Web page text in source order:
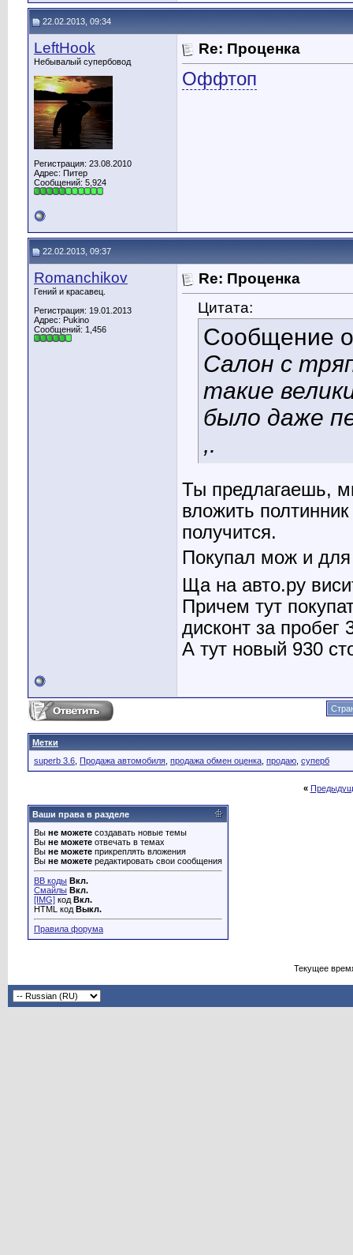
22.02.2013, 09:34
LeftHook
Небывалый супербовод
Регистрация: 23.08.2010
Адрес: Питер
Сообщений: 5,924
Re: Проценка
Оффтоп
22.02.2013, 09:37
Romanchikov
Гений и красавец.
Регистрация: 19.01.2013
Адрес: Pukino
Сообщений: 1,456
Re: Проценка
Цитата:
Сообщение
Салон с
такие
было даже
,.
Ты предлагаешь,
вложить
получится.
Покупал мож и
Ща на авто.ру
Причем тут
дисконт за пробег
А тут новый 930
Метки
superb 3.6 Продажа автомобиля продажа обмен оценка продаю суперб
«
Ваши права в разделе
Вы не можете создавать новые темы
Вы не можете отвечать в темах
Вы не можете прикреплять вложения
Вы не можете редактировать свои сообщения
BB коды Вкл.
Смайлы Вкл.
[IMG] код Вкл.
HTML код Выкл.
Правила форума
Текущее